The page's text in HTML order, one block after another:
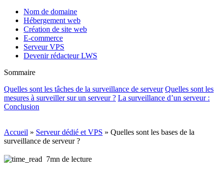
Nom de domaine
Hébergement web
Création de site web
E-commerce
Serveur VPS
Devenir rédacteur LWS
Sommaire
Quelles sont les tâches de la surveillance de serveur Quelles sont les
mesures à surveiller sur un serveur ? La surveillance d’un serveur :
Conclusion
Accueil » Serveur dédié et VPS » Quelles sont les bases de la
surveillance de serveur ?
7mn de lecture